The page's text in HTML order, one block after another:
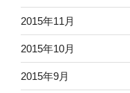
2015年11月
2015年10月
2015年9月